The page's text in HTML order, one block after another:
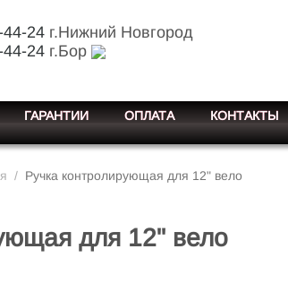
24г.Нижний Новгород
24г.Бор
ГАРАНТИИ ОПЛАТА КОНТАКТЫ
/ Ручка контролирующая для 12" вело
для 12" вело